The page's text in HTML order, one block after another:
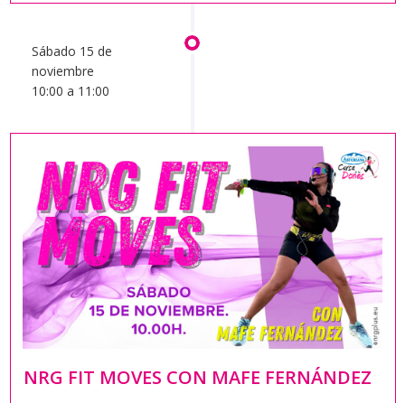
Sábado 15 de
noviembre
10:00 a 11:00
NRG FIT MOVES CON MAFE FERNÁNDEZ